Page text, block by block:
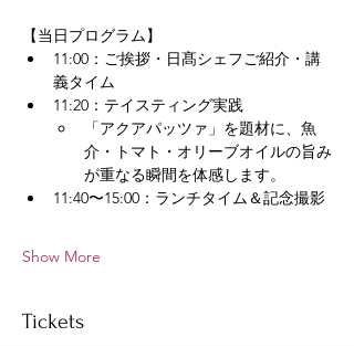
【当日プログラム】
11:00：ご挨拶・日髙シェフご紹介・講
義タイム
11:20：テイスティング実践
「アクアパッツァ」を題材に、魚
介・トマト・オリーブオイルの旨み
が重なる瞬間を体感します。
11:40〜15:00：ランチタイム＆記念撮影
Show More
Tickets